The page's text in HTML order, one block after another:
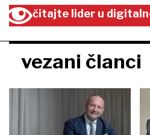
čitajte lider u
vezani članci